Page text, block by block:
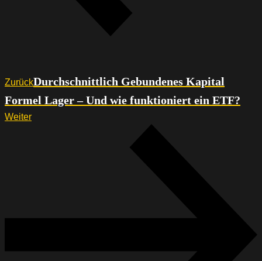
ZurückDurchschnittlich Gebundenes Kapital
Formel Lager – Und wie funktioniert ein ETF?
Weiter